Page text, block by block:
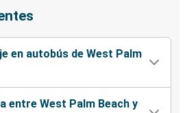
en autobús de West Palm
entre West Palm Beach y